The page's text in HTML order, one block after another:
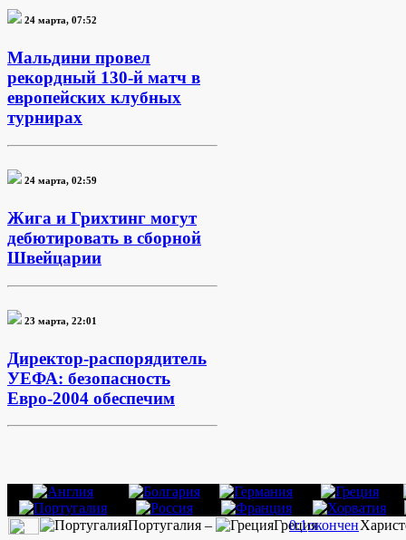
24 марта, 07:52
Мальдини провел
рекордный 130-й матч в
европейских клубных
турнирах
24 марта, 02:59
Жига и Грихтинг могут
дебютировать в сборной
Швейцарии
23 марта, 22:01
Директор-распорядитель
УЕФА: безопасность
Евро-2004 обеспечим
Португалия – Греция
0:1окончен